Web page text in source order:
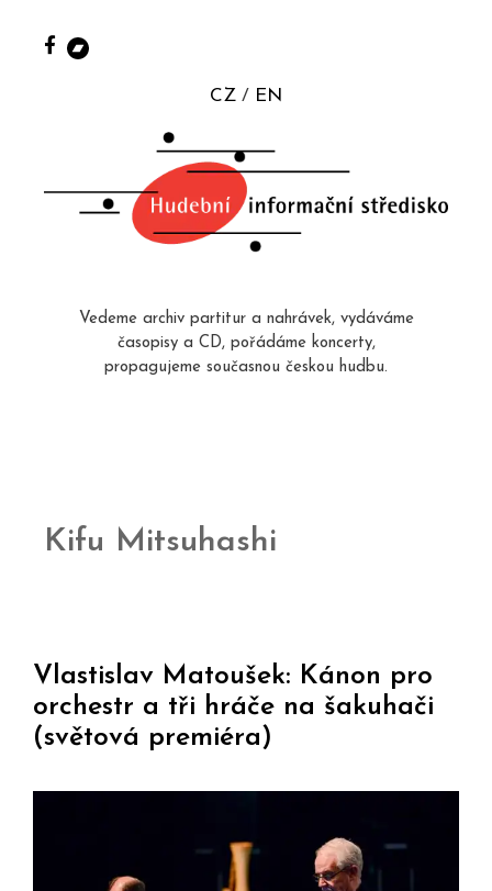
CZ EN
Vedeme archiv partitur a nahrávek, vydáváme
časopisy a CD, pořádáme koncerty,
propagujeme současnou českou hudbu.
Kifu Mitsuhashi
Vlastislav Matoušek: Kánon pro
orchestr a tři hráče na šakuhači
(světová premiéra)